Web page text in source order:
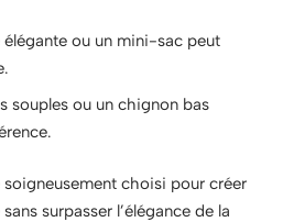
ou un mini-sac peut
souples ou un chignon bas
choisi pour créer
surpasser l’élégance de la